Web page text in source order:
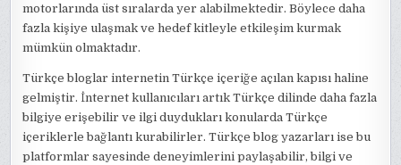
motorlarında üst sıralarda yer alabilmektedir. Böylece daha
fazla kişiye ulaşmak ve hedef kitleyle etkileşim kurmak
mümkün olmaktadır.
Türkçe bloglar internetin Türkçe içeriğe açılan kapısı haline
gelmiştir. İnternet kullanıcıları artık Türkçe dilinde daha fazla
bilgiye erişebilir ve ilgi duydukları konularda Türkçe
içeriklerle bağlantı kurabilirler. Türkçe blog yazarları ise bu
platformlar sayesinde deneyimlerini paylaşabilir, bilgi ve